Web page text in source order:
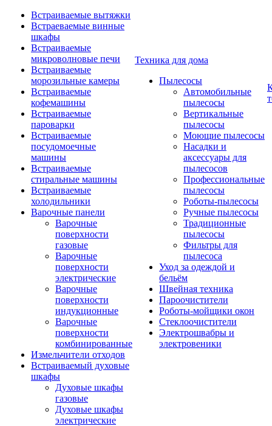
Встраиваемые вытяжки
Встраеваемые винные
шкафы
Встраиваемые
микроволновые печи
Встраиваемые
морозильные камеры
Встраиваемые
кофемашины
Встраиваемые
пароварки
Встраиваемые
посудомоечные
машины
Встраиваемые
стиральные машины
Встраиваемые
холодильники
Варочные панели
Варочные
поверхности
газовые
Варочные
поверхности
электрические
Варочные
поверхности
индукционные
Варочные
поверхности
комбинированные
Измельчители отходов
Встраиваемый духовые
шкафы
Духовые шкафы
газовые
Духовые шкафы
электрические
Техника для дома
Пылесосы
Автомобильные
пылесосы
Вертикальные
пылесосы
Моющие пылесосы
Насадки и
аксессуары для
пылесосов
Профессиональные
пылесосы
Роботы-пылесосы
Ручные пылесосы
Традиционные
пылесосы
Фильтры для
пылесоса
Уход за одеждой и
бельём
Швейная техника
Пароочистители
Роботы-мойщики окон
Стеклоочистители
Электрошвабры и
электровеники